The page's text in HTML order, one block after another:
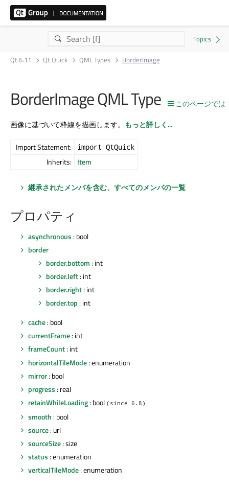
Qt 6.11 Qt Quick QML Types BorderImage
このページでは
BorderImage QML Type
画像に基づいて枠線を描画します。 もっと詳しく...
Import Statement: import QtQuick
Inherits: Item
継承されたメンバを含む、すべてのメンバの一覧
プロパティ
asynchronous : bool
border
border.bottom : int
border.left: int
border.right: int
border.top : int
cache: bool
currentFrame: int
frameCount: int
horizontalTileMode: enumeration
mirror: bool
progress : real
retainWhileLoading: bool (since 6.8)
smooth : bool
source: url
sourceSize: size
status : enumeration
verticalTileMode: enumeration